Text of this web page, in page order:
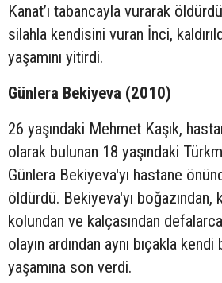
Kanat’ı tabancayla vurarak
silahla kendisini vuran İnci,
yaşamını yitirdi.
Günlera Bekiyeva (2010)
26 yaşındaki Mehmet Kaşık,
olarak bulunan 18 yaşındaki
Günlera Bekiyeva'yı hastane
öldürdü. Bekiyeva'yı boğazından,
kolundan ve kalçasından
olayın ardından aynı bıçakla
yaşamına son verdi.